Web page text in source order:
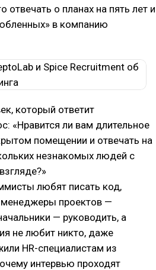
отвечать о планах на пять лет и
в компанию
который ответит
«Нравится ли вам длительное
помещении и отвечать на
незнакомых людей с
любят писать код,
проектов —
— руководить, а
не любит никто, даже
HR-специалистам из
интервью проходят